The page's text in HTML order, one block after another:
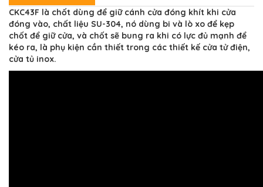
CKC43F là chốt dùng để giữ cánh cửa đóng khít khi cửa
đóng vào, chất liệu SU-304, nó dùng bi và lò xo để kẹp
chốt để giữ cửa, và chốt sẽ bung ra khi có lực đủ mạnh để
kéo ra, là phụ kiện cần thiết trong các thiết kế cửa tử điện,
cửa tủ inox.